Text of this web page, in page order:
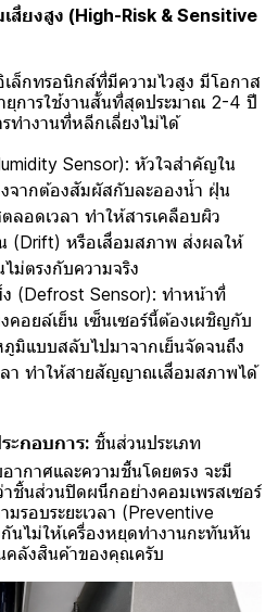
สี่ยงสูง (High-Risk & Sensitive
ล็กทรอนิกส์ที่มีความไวสูง มีโอกาส
การใช้งานสั้นที่สุดประมาณ 2-4 ปี
ทำงานที่หลีกเลี่ยงไม่ได้
Sensor): หัวใจสำคัญใน
งจากต้องสัมผัสกับละอองน้ำ ฝุ่น
ลอดเวลา ทำให้สารเคลือบผิว
น (Drift) หรือเสื่อมสภาพ ส่งผลให้
ม่ตรงกับความจริง
ง (Defrost Sensor): ทำหน้าที่
อยล์เย็น เซ็นเซอร์นี้ต้องเผชิญกับ
มิแบบสลับไปมาจากเย็นจัดจนถึง
า ทำให้สายสัญญาณเสื่อมสภาพได้
ะกอบการ: ชิ้นส่วนประเภท
กาศและความชื้นโดยตรง จะมี
ชิ้นส่วนปิดผนึกอย่างคอมเพรสเซอร์
รอบระยะเวลา (Preventive
นไม่ให้เครื่องหยุดทำงานกะทันหัน
คลังสินค้าของคุณครับ